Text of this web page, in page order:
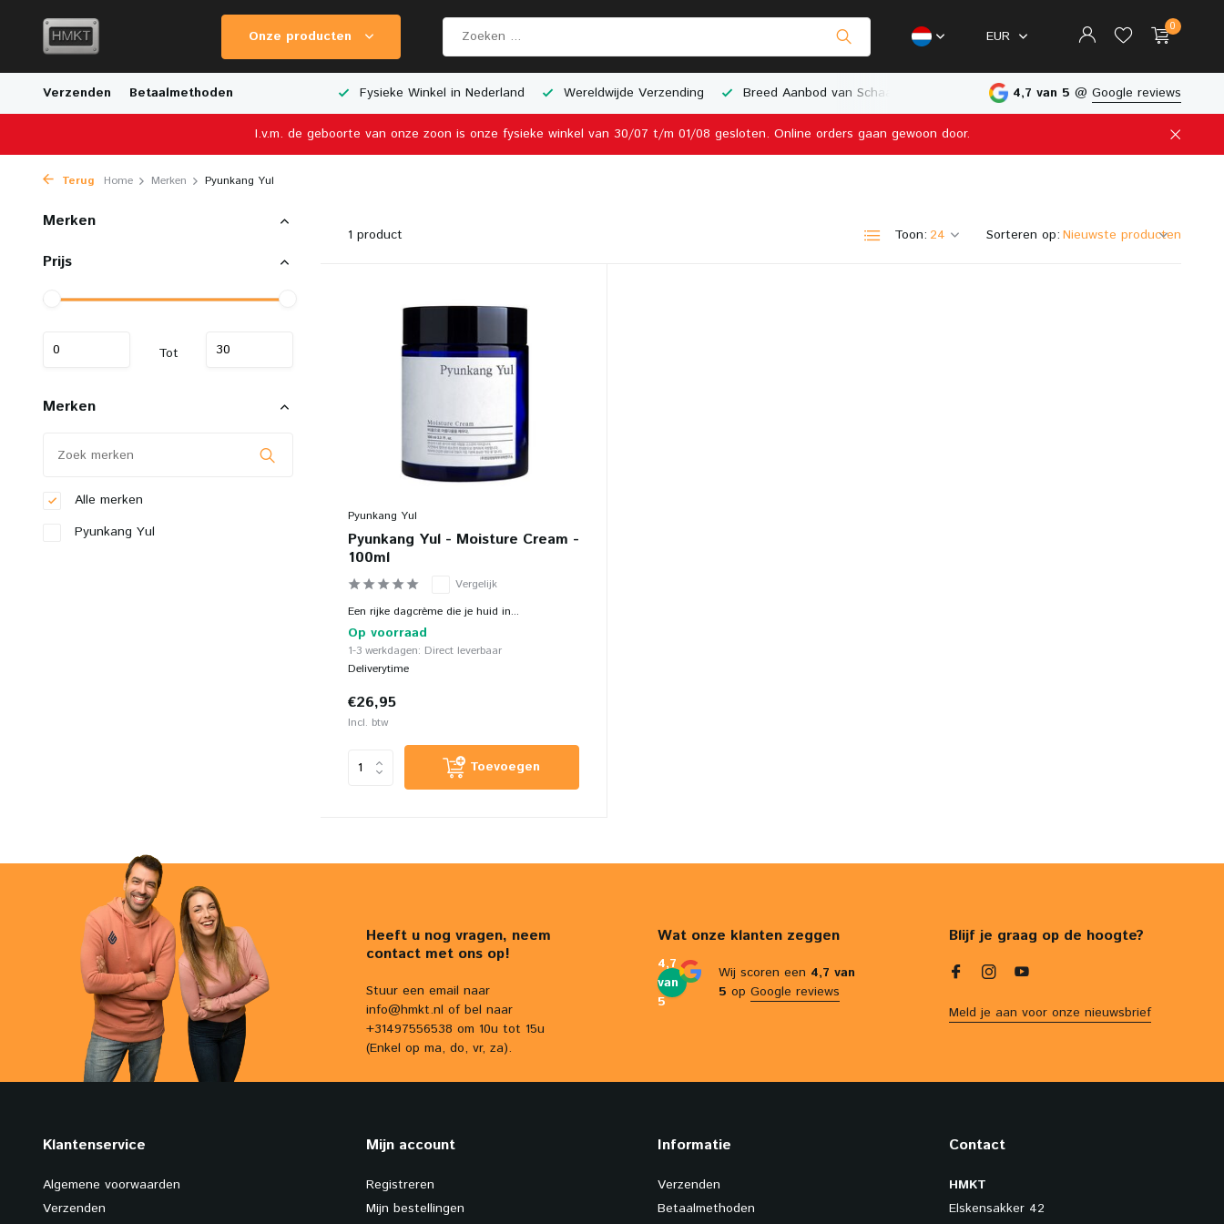
Onze producten EUR
Account aanmaken
0
Verzenden Betaalmethoden
Aanbod van Schaalmodellen Fysieke Winkel in Nederland Wereldwijde Verzending Breed Aanbod van Schaalmodellen Fysieke Winkel in Nederland4,7 van 5 @ Google reviews
I.v.m. de geboorte van onze zoon is onze fysieke winkel van 30/07 t/m 01/08 gesloten. Online orders gaan gewoon door.
Terug Home Merken Pyunkang Yul
Merken
Prijs
Tot
Merken
Alle merken
Pyunkang Yul
1 product Toon: Sorteren op:
Pyunkang Yul
Pyunkang Yul - Moisture Cream -
100ml
Vergelijk
Een rijke dagcrème die je huid in...
Op voorraad
1-3 werkdagen: Direct leverbaar
Deliverytime
€26,95
Incl. btw
Toevoegen
Heeft u nog vragen, neem
contact met ons op!
Stuur een email naar
info@hmkt.nl of bel naar
+31497556538 om 10u tot 15u
(Enkel op ma, do, vr, za).
Wat onze klanten zeggen
4,7
van
5
Wij scoren een 4,7 van
5 op Google reviews
Blijf je graag op de hoogte?
Meld je aan voor onze nieuwsbrief
Klantenservice
Algemene voorwaarden
Verzenden
Mijn account
Registreren
Mijn bestellingen
Informatie
Verzenden
Betaalmethoden
Contact
HMKT
Elskensakker 42